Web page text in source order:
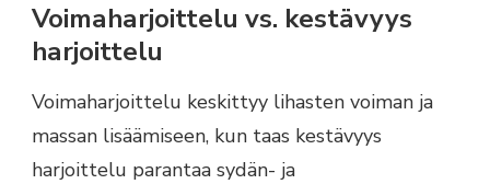
Voimaharjoittelu vs. kestävyys
harjoittelu
Voimaharjoittelu keskittyy lihasten voiman ja
massan lisäämiseen, kun taas kestävyys
harjoittelu parantaa sydän- ja